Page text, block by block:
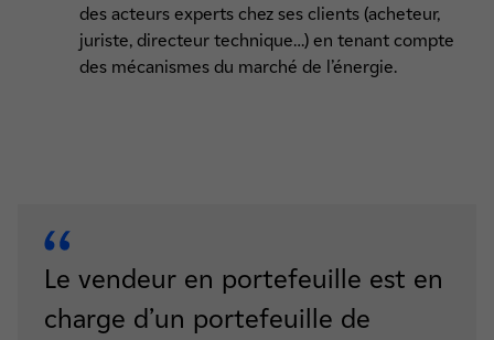
des acteurs experts chez ses clients (acheteur,
juriste, directeur technique…) en tenant compte
des mécanismes du marché de l’énergie.
Le vendeur en portefeuille est en
charge d’un portefeuille de